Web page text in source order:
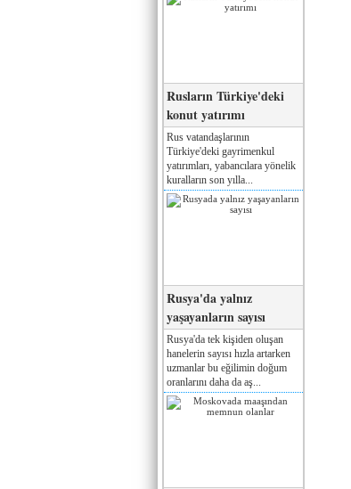
Rusların Türkiye'deki
konut yatırımı
Rus vatandaşlarının
Türkiye'deki gayrimenkul
yatırımları, yabancılara yönelik
kuralların son yılla...
Rusya'da yalnız
yaşayanların sayısı
Rusya'da tek kişiden oluşan
hanelerin sayısı hızla artarken
uzmanlar bu eğilimin doğum
oranlarını daha da aş...